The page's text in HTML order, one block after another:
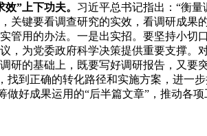
”上下功夫。 习近平总书记指出：“衡
关键要看调查研究的实效，看调研成果
管用的办法。一是出实招。要坚持小
，为党委政府科学决策提供重要支撑
研的基础上，既要写好调研报告，又
到正确的转化路径和实施方案，进一
好成果运用的“后半篇文章”，推动各项